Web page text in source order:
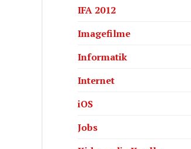
IFA 2012
Imagefilme
Informatik
Internet
iOS
Jobs